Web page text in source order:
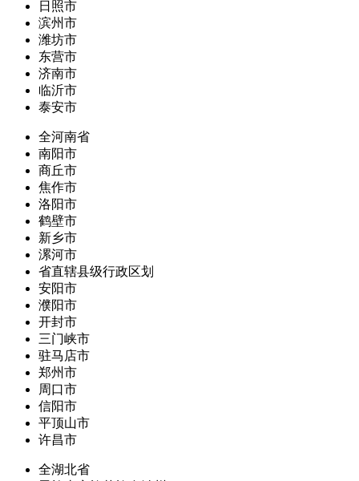
日照市
滨州市
潍坊市
东营市
济南市
临沂市
泰安市
全河南省
南阳市
商丘市
焦作市
洛阳市
鹤壁市
新乡市
漯河市
省直辖县级行政区划
安阳市
濮阳市
开封市
三门峡市
驻马店市
郑州市
周口市
信阳市
平顶山市
许昌市
全湖北省